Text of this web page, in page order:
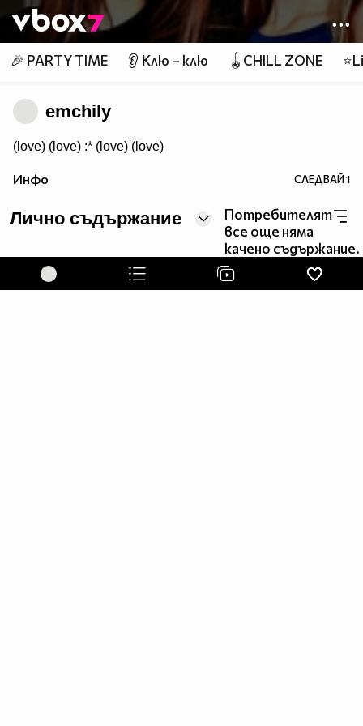
👾
🎉 PARTY TIME 👂 Клю – клю 🪀CHILL ZONE
emchily
(love) (love) :* (love) (love)
Инфо СЛЕДВАЙ1
Лично съдържание
Потребителят
все още няма
качено съдържание.